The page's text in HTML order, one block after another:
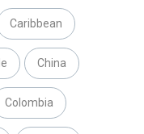
Caribbean
China
Colombia